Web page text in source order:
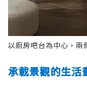
以廚房吧台為中心，兩
承載景觀的生活